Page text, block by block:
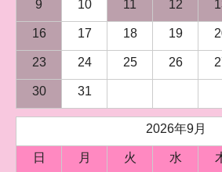
9 10 11 12
16 17 18 19
23 24 25 26
30 31
2026年9月
日 月 火 水